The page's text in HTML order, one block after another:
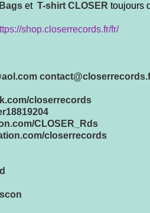
et T-shirt CLOSER toujours
shop.closerrecords.fr/fr/
closerrecords
CLOSER_Rds
closerrecords